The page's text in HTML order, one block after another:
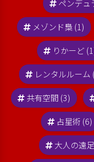
ペンデュ
メゾンド梟 (1)
りかーど
レンタルルーム
共有空間 (3)
占星術 (6)
大人の遠